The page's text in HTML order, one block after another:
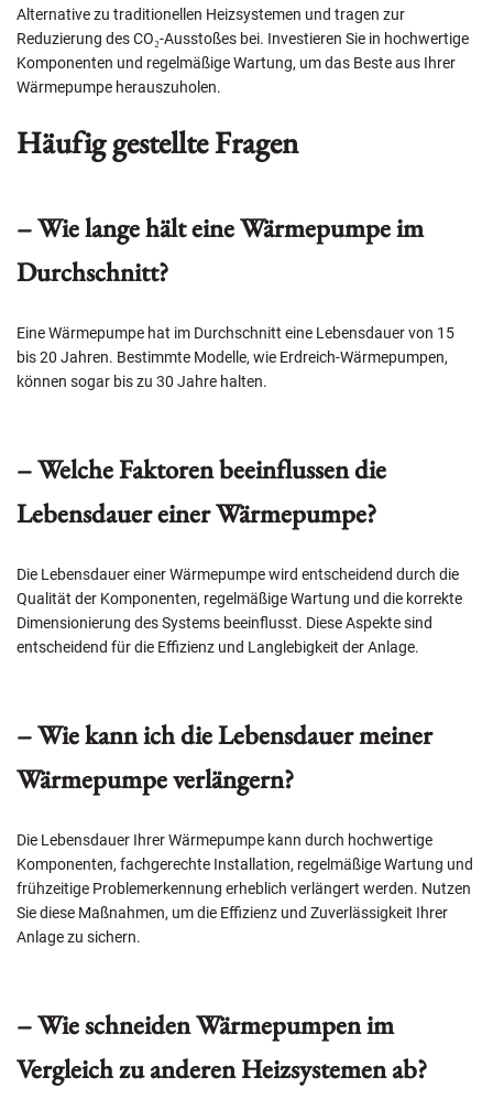
Alternative zu traditionellen Heizsystemen und tragen zur
Reduzierung desCO₂-Ausstoßes bei. Investieren Sie in hochwertige
Komponenten und regelmäßige Wartung, um das Beste aus Ihrer
Wärmepumpe herauszuholen.
Häufig gestellte Fragen
– Wie lange hält eine Wärmepumpe im
Durchschnitt?
Eine Wärmepumpe hat im Durchschnitt eine Lebensdauer von 15
bis 20 Jahren. Bestimmte Modelle, wie Erdreich-Wärmepumpen,
können sogar bis zu 30 Jahre halten.
– Welche Faktoren beeinflussen die
Lebensdauer einer Wärmepumpe?
Die Lebensdauer einer Wärmepumpe wird entscheidend durch die
Qualität der Komponenten, regelmäßige Wartung und die korrekte
Dimensionierung des Systems beeinflusst. Diese Aspekte sind
entscheidend für die Effizienz und Langlebigkeit der Anlage.
– Wie kann ich die Lebensdauer meiner
Wärmepumpe verlängern?
Die Lebensdauer Ihrer Wärmepumpe kann durch hochwertige
Komponenten, fachgerechte Installation, regelmäßige Wartung und
frühzeitige Problemerkennung erheblich verlängert werden. Nutzen
Sie diese Maßnahmen, um die Effizienz und Zuverlässigkeit Ihrer
Anlage zu sichern.
– Wie schneiden Wärmepumpen im
Vergleich zu anderen Heizsystemen ab?